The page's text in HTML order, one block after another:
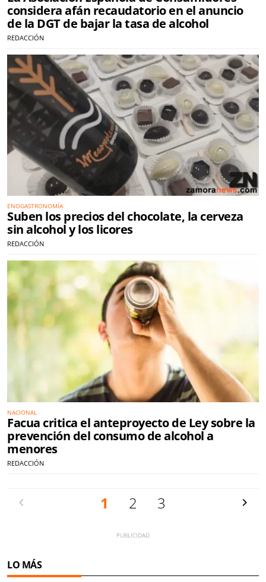
considera afán recaudatorio en el anuncio
de la DGT de bajar la tasa de alcohol
REDACCIÓN
ENOGASTRONOMÍA
Suben los precios del chocolate, la cerveza
sin alcohol y los licores
REDACCIÓN
NACIONAL
Facua critica el anteproyecto de Ley sobre la
prevención del consumo de alcohol a
menores
REDACCIÓN
1 2 3
LO MÁS